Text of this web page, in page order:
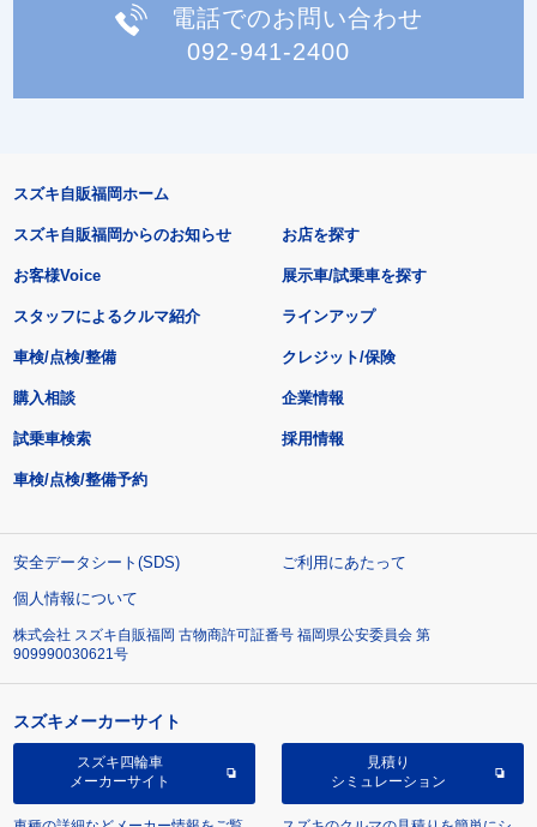
電話でのお問い合わせ
092-941-2400
スズキ自販福岡ホーム
スズキ自販福岡からのお知らせ
お客様Voice
スタッフによるクルマ紹介
お店を探す
展示車/試乗車を探す
ラインアップ
車検/点検/整備 クレジット/保険
購入相談
試乗車検索
車検/点検/整備予約
企業情報
採用情報
安全データシート(SDS)
ご利用にあたって
個人情報について
株式会社 スズキ自販福岡 古物商許可証番号 福岡県公安委員会 第
909990030621号
スズキメーカーサイト
スズキ四輪車
メーカーサイト
見積り
シミュレーション